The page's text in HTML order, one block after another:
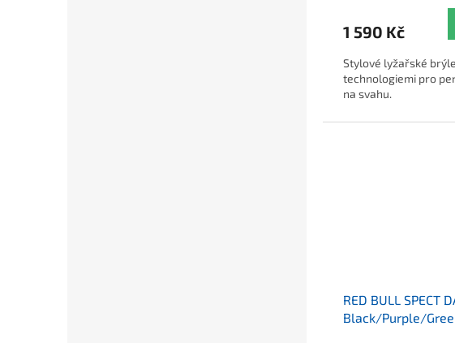
1 590 Kč
Stylové lyžařské
technologiemi pro
na svahu.
RED BULL SPECT
Black/Purple/